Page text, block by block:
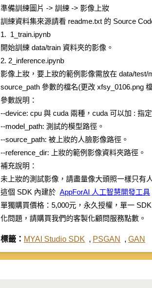
準備訓練圖片 -> 訓練 -> 影像上妝
訓練資料集來源請看 readme.txt 的 Source
1. 1_train.ipynb
開始訓練 data/train 資料夾的影像。
2. 2_inference.ipynb
影像上妝，要上妝的範例影像需放在 data/
source_path 參數的檔名(更改 xfsy_0106.png
參數說明：
--device: cpu 與 cuda 兩種，cuda 可以加 : 指
--model_path: 測試的模型路徑。
--source_path: 被上妝的人臉影像路徑。
--reference_dir: 上妝的範例影像資料夾路徑。
補充說明：
未上妝的測試影像，請盡量像大頭照一樣只有
這個 SDK 內建於 AppForAI 人工智慧開發工具
單獨購買價格：5,000元，永久授權，單一
化問題，請購買我們的客製化顧問服務點數。
標籤： MYAI Studio SDK , PSGAN , GAN